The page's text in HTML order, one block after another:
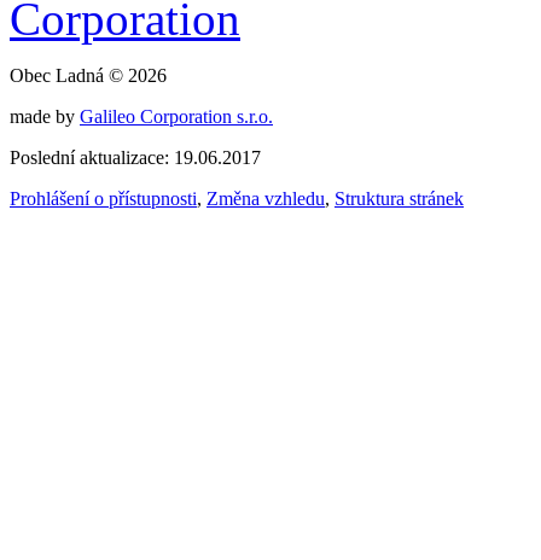
Obec Ladná © 2026
made by Galileo Corporation s.r.o.
Poslední aktualizace: 19.06.2017
Prohlášení o přístupnosti, Změna vzhledu, Struktura stránek